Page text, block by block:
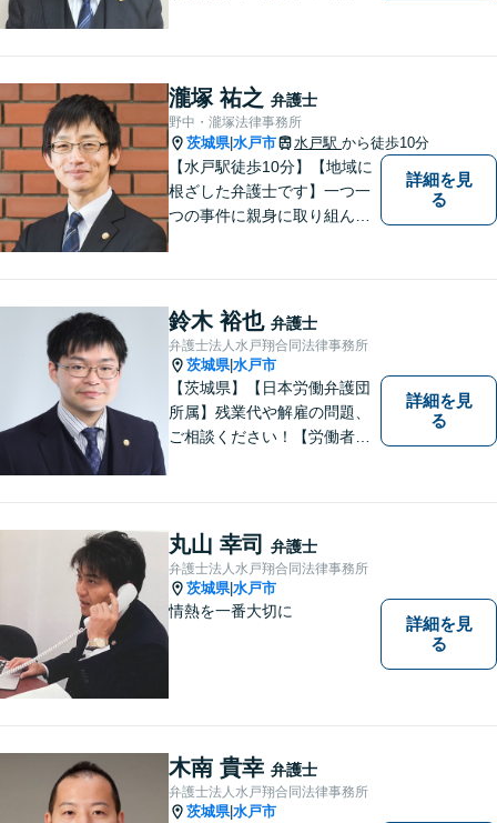
談ください。ご依頼者様とと
もに最善の解決を目指しま
す。
瀧塚 祐之 弁護士
野中・瀧塚法律事務所
茨城県|水戸市 水戸駅 から徒歩10分
【水戸駅徒歩10分】【地域に
根ざした弁護士です】一つ一
つの事件に親身に取り組んで
把握した上で、正当な権利を
守るために丁寧な対応を致し
ます。
詳細を見
る
鈴木 裕也 弁護士
弁護士法人水戸翔合同法律事務所
茨城県|水戸市
【茨城県】【日本労働弁護団
所属】残業代や解雇の問題、
ご相談ください！【労働者側
詳細を見
る
丸山 幸司 弁護士
弁護士法人水戸翔合同法律事務所
茨城県|水戸市
情熱を一番大切に
詳細を見
る
木南 貴幸 弁護士
弁護士法人水戸翔合同法律事務所
茨城県|水戸市